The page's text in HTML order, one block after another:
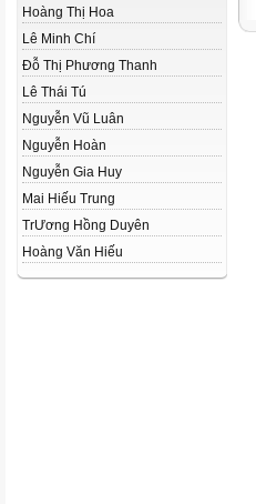
Hoàng Thị Hoa
Lê Minh Chí
Đỗ Thị Phương Thanh
Lê Thái Tú
Nguyễn Vũ Luân
Nguyễn Hoàn
Nguyễn Gia Huy
Mai Hiếu Trung
Tr­Ương Hồng Duyên
Hoàng Văn Hiếu